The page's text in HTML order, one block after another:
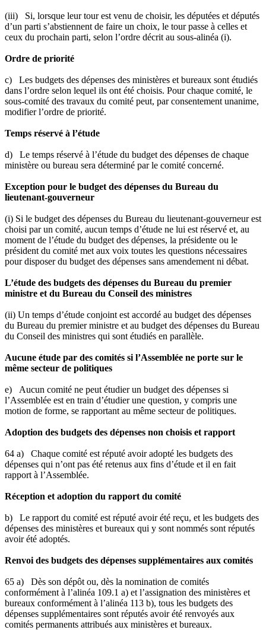
(iii) Si, lorsque leur tour est venu de choisir, les députées et députés
d’un parti s’abstiennent de faire un choix, le tour passe à celles et
ceux du prochain parti, selon l’ordre décrit au sous-alinéa (i).
Ordre de priorité
c) Les budgets des dépenses des ministères et bureaux sont étudiés
dans l’ordre selon lequel ils ont été choisis. Pour chaque comité, le
sous-comité des travaux du comité peut, par consentement unanime,
modifier l’ordre de priorité.
Temps réservé à l’étude
d) Le temps réservé à l’étude du budget des dépenses de chaque
ministère ou bureau sera déterminé par le comité concerné.
Exception pour le budget des dépenses du Bureau du
lieutenant-gouverneur
(i) Si le budget des dépenses du Bureau du lieutenant-gouverneur est
choisi par un comité, aucun temps d’étude ne lui est réservé et, au
moment de l’étude du budget des dépenses, la présidente ou le
président du comité met aux voix toutes les questions nécessaires
pour disposer du budget des dépenses sans amendement ni débat.
L’étude des budgets des dépenses du Bureau du premier
ministre et du Bureau du Conseil des ministres
(ii) Un temps d’étude conjoint est accordé au budget des dépenses
du Bureau du premier ministre et au budget des dépenses du Bureau
du Conseil des ministres qui sont étudiés en parallèle.
Aucune étude par des comités si l’Assemblée ne porte sur le
même secteur de politiques
e) Aucun comité ne peut étudier un budget des dépenses si
l’Assemblée est en train d’étudier une question, y compris une
motion de forme, se rapportant au même secteur de politiques.
Adoption des budgets des dépenses non choisis et rapport
64 a) Chaque comité est réputé avoir adopté les budgets des
dépenses qui n’ont pas été retenus aux fins d’étude et il en fait
rapport à l’Assemblée.
Réception et adoption du rapport du comité
b) Le rapport du comité est réputé avoir été reçu, et les budgets des
dépenses des ministères et bureaux qui y sont nommés sont réputés
avoir été adoptés.
Renvoi des budgets des dépenses supplémentaires aux comités
65 a) Dès son dépôt ou, dès la nomination de comités
conformément à l’alinéa 109.1 a) et l’assignation des ministères et
bureaux conformément à l’alinéa 113 b), tous les budgets des
dépenses supplémentaires sont réputés avoir été renvoyés aux
comités permanents attribués aux ministères et bureaux.